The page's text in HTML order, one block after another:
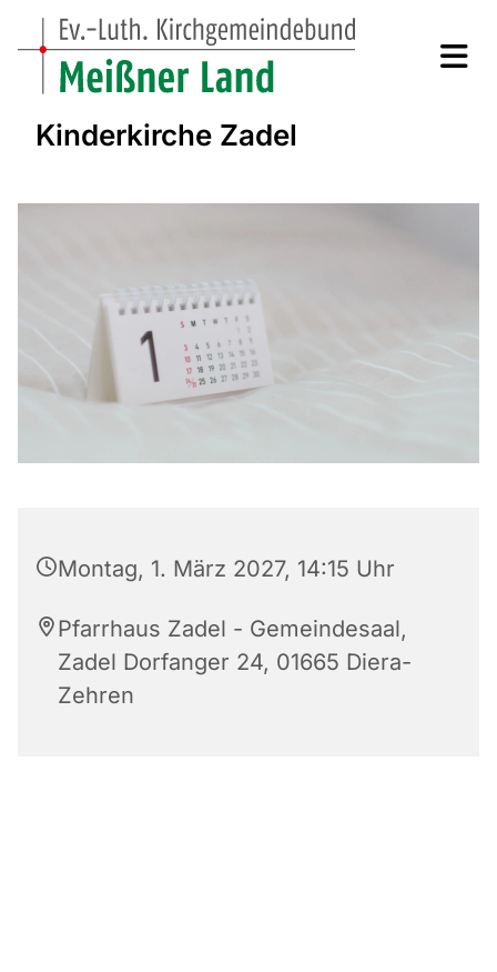
Kinderkirche Zadel
Montag, 1. März 2027, 14:15 Uhr
Pfarrhaus Zadel - Gemeindesaal,
Zadel Dorfanger 24, 01665 Diera-
Zehren